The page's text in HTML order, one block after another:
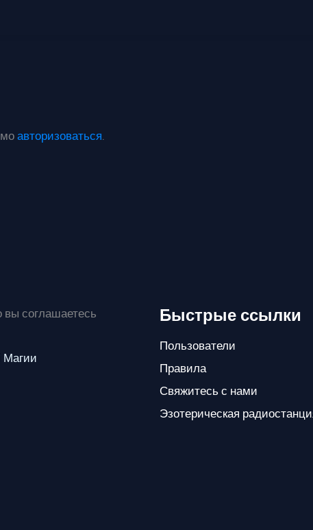
авторизоваться.
вы соглашаетесь
Быстрые ссылки
Пользователи
Правила
Свяжитесь с нами
Эзотерическая